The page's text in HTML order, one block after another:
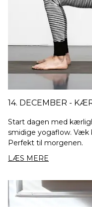
14. DECEMBER -
Start dagen med
smidige yogaflow. Væk
Perfekt til morgenen.
LÆS MERE